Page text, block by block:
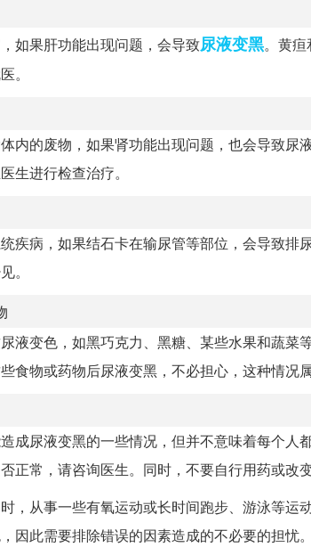
如果肝功能出现问题，会导致尿液变黑。黄疸
。
内的废物，如果肾功能出现问题，也会导致
生进行检查治疗。
疾病，如果结石卡在输尿管等部位，会导致
。
液变色，如黑巧克力、黑糖、某些水果和蔬
食物或药物后尿液变黑，不必担心，这种情况属
成尿液变黑的一些情况，但并不意味着每个
正常，请咨询医生。同时，不要自行用药或改
，从事一些有氧运动或长时间跑步、游泳等
因此需要排除错误的因素造成的不必要的担忧。